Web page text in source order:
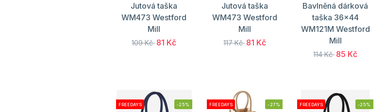
Jutová taška
WM473 Westford
Mill
109 Kč 81 Kč
Jutová taška
WM473 Westford
Mill
117 Kč 81 Kč
Bavlněná dárková
taška 36x44
WM121M Westford
Mill
114 Kč 85 Kč
FREEDAYS -25% FREEDAYS -27% FREEDAYS -25%